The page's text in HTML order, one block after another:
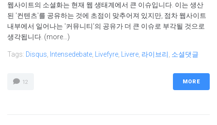
웹사이트의 소셜화는 현재 웹 생태계에서 큰 이슈입니다. 이는 생산
된 '컨텐츠'를 공유하는 것에 초점이 맞추어져 있지만, 점차 웹사이트
내부에서 일어나는 '커뮤니티'의 공유가 더 큰 이슈로 부각될 것으로
생각됩니다. (more…)
Tags: Disqus Intensedebate Livefyre Livere 라이브리 소셜댓글
12 MORE